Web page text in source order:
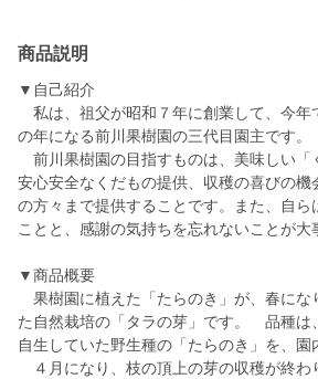
商品説明
▼自己紹介
私は、祖父が昭和７年に創業して、今年
の年になる前川果樹園の三代目園主です。
前川果樹園の目指すものは、美味しい「
安心安全なくだもの提供、収穫の喜びの機
の方々まで提供することです。また、自ら
ことと、感謝の気持ちを忘れないことが大
▼商品概要
果樹園に植えた「たらのき」が、春にな
た自然栽培の「タラの芽」です。 品種は
自生していた野生種の「たらのき」を、園
４月になり、枝の頂上の芽の収穫が終わ